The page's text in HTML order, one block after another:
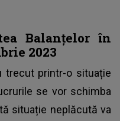
Balanțelor în
2023
trecut printr-o situație
se vor schimba
situație neplăcută va